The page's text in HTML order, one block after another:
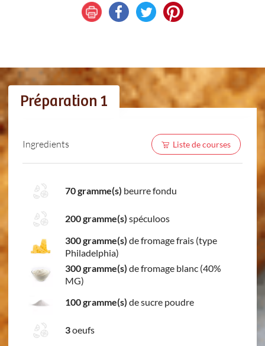
Préparation 1
Ingredients Liste de courses
70 gramme(s) beurre fondu
200 gramme(s) spéculoos
300 gramme(s) de fromage frais (type
Philadelphia)
300 gramme(s) de fromage blanc (40%
MG)
100 gramme(s) de sucre poudre
3oeufs